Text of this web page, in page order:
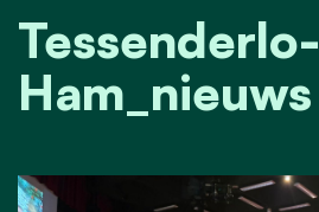
Tessenderlo-
Ham_nieuws